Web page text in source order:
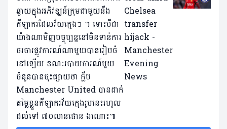
ឆ្ងាយក្នុងអភិវឌ្ឃន៍ក្រុមជាមួយនឹង
កីឡាករដែលវ័យក្មេងៗ ។ ទោះបីជា
យ៉ាងណាមិញបច្ចុប្បន្ននៅមិនទាន់ការ
ចរចារផ្លូវការណ៍ណាមួយបានរៀបចំ
នៅឡើយ ខណៈរបាយការណ៍មួយ
ចំនួនបានចុះផ្សាយថា ក្លឹប
Manchester United បានដាក់
តម្លៃខ្លួនកីឡាករវ័យក្មេងរូបនេះរហូល
ដល់ទៅ ៧០លានផោន ឯណោះ៕